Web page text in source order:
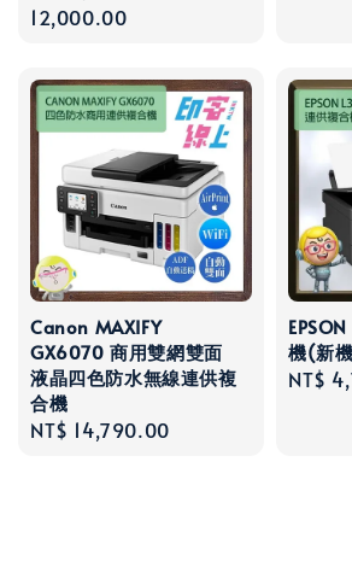
price
12,000.00
Canon MAXIFY
GX6070 商用雙網雙面
液晶四色防水無線連供複
合機
Regular
NT$ 14,790.00
機(新
NT$